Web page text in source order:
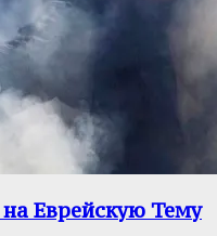
Еврейскую Тему